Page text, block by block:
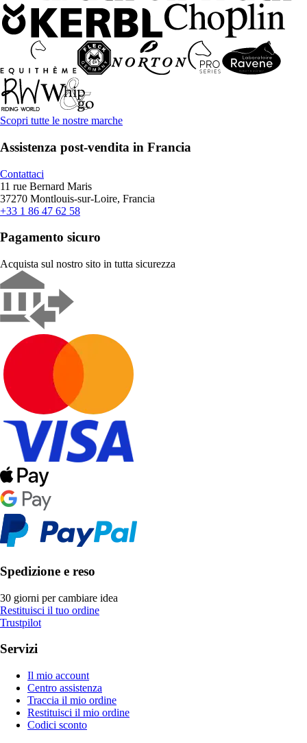
Scopri tutte le nostre marche
Assistenza post-vendita in Francia
Contattaci
11 rue Bernard Maris
37270 Montlouis-sur-Loire, Francia
+33 1 86 47 62 58
Pagamento sicuro
Acquista sul nostro sito in tutta sicurezza
Spedizione e reso
30 giorni per cambiare idea
Restituisci il tuo ordine
Trustpilot
Servizi
Il mio account
Centro assistenza
Traccia il mio ordine
Restituisci il mio ordine
Codici sconto